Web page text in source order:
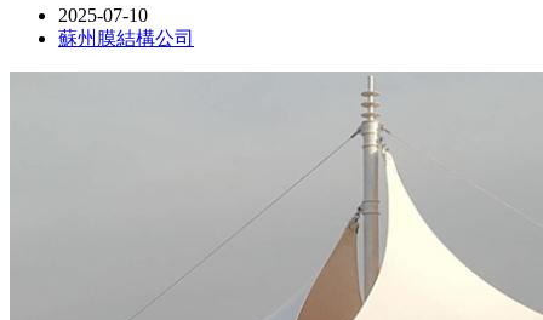
2025-07-10
蘇州膜結構公司